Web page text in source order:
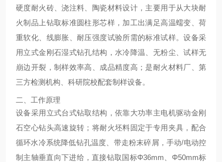
硬度耐火砖、浇注料、陶瓷材料设计，主要用于从大块耐
火制品上钻取标准圆柱形芯样，加工出满足高温蠕变、荷
重软化、线膨胀、耐压强度试验所需的标准试样。设备采
用立式金刚石湿式钻孔结构，水冷降温、无粉尘、试样无
崩边开裂，制样效率高、成品精度高；是耐火材料厂、第
三方检测机构、科研院校配套制样设备。
二、工作原理
设备采用立式台式钻取结构，依靠大功率主电机驱动金刚
石空心钻头高速旋转；将耐火坯料固定于专用夹具，配合
循环水冷系统降低钻孔温度、带走粉末碎屑，手动/电动控
制主轴垂直向下进给，直接钻取国标Φ36mm、Φ50mm标